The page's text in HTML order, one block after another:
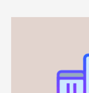
человеческого